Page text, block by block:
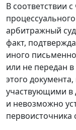
В соответствии с
арбитражный
факт,
иного
или не передан
этого
участвующими в
и невозможно
первоисточника